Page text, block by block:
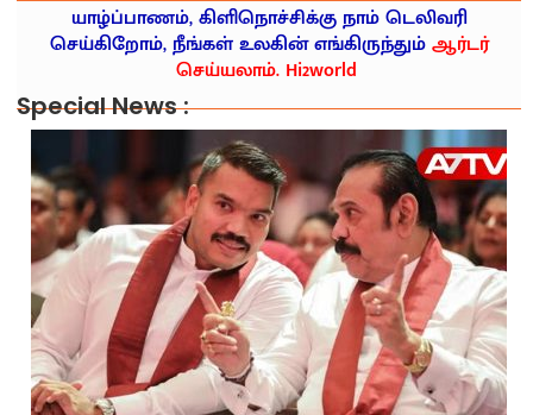
யாழ்ப்பாணம், கிளிநொச்சிக்கு நாம் டெலிவரி
செய்கிறோம், நீங்கள் உலகின் எங்கிருந்தும்ஆர்டர்
செய்யலாம். Hi2world
Special News :